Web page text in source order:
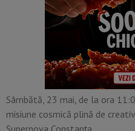
Sâmbătă, 23 mai, de la ora
misiune cosmică plină de
Supernova Constanța.